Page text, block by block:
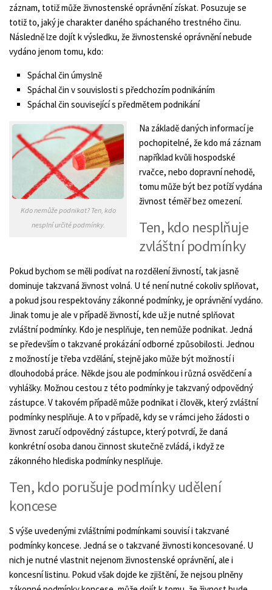
záznam, totiž může živnostenské oprávnění získat. Posuzuje se
totiž to, jaký je charakter daného spáchaného trestného činu.
Následně lze dojít k výsledku, že živnostenské oprávnění nebude
vydáno jenom tomu, kdo:
Spáchal čin úmyslně
Spáchal čin v souvislosti s předchozím podnikáním
Spáchal čin související s předmětem podnikání
Kdo nemůže podnikat? Ten, kdo
nesplní určité podmínky.
Na základě daných informací je
pochopitelné, že kdo má záznam
například kvůli hospodské
rvačce, nebo dopravní nehodě,
tomu může být bez potíží vydána
živnost téměř bez omezení.
Ten, kdo nesplňuje
zvláštní podmínky
Pokud bychom se měli podívat na rozdělení živností, tak jasně
dominuje takzvaná živnost volná. U té není nutné cokoliv splňovat,
a pokud jsou respektovány zákonné podmínky, je oprávnění vydáno.
Jinak tomu je ale v případě živností, kde už je nutné splňovat
zvláštní podmínky. Kdo je nesplňuje, ten nemůže podnikat. Jedná
se především o takzvané prokázání odborné způsobilosti. Jednou
z možností je třeba vzdělání, stejně jako může být možností i
dlouhodobá práce. Někde jsou ale podmínkou i různá osvědčení a
vyhlášky. Možnou cestou z této podmínky je takzvaný odpovědný
zástupce. V takovém případě může podnikat i člověk, který zvláštní
podmínky nesplňuje. A to v případě, kdy se v rámci jeho žádosti o
živnost zaručí odpovědný zástupce, který potvrdí, že daná
konkrétní osoba danou činnost skutečně zvládá, i když ze
zákonného hlediska podmínky nesplňuje.
Ten, kdo porušuje podmínky udělení
koncese
S výše uvedenými zvláštními podmínkami souvisí i takzvané
podmínky koncese. Jedná se o takzvané živnosti koncesované. U
nich je nutné vlastnit nejenom živnostenské oprávnění, ale i
koncesní listinu. Pokud však dojde ke zjištění, že nejsou plněny